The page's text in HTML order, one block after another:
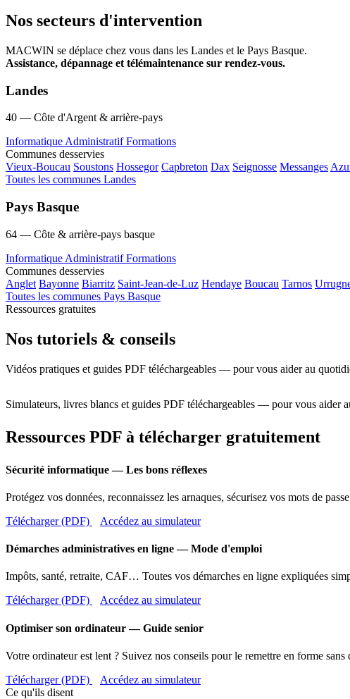
Nos secteurs d'intervention
MACWIN se déplace chez vous dans les Landes et le Pays Basque.
Assistance, dépannage et télémaintenance sur rendez-vous.
Landes
40 — Côte d'Argent & arrière-pays
Informatique AdministratifFormations
Communes desservies
Vieux-Boucau Soustons Hossegor Capbreton Dax Seignosse Messanges
Toutes les communes Landes
Pays Basque
64 — Côte & arrière-pays basque
Informatique AdministratifFormations
Communes desservies
Anglet Bayonne Biarritz Saint-Jean-de-Luz Hendaye Boucau Tarnos
Toutes les communes Pays Basque
Ressources gratuites
Nos tutoriels & conseils
Vidéos pratiques et guides PDF téléchargeables — pour vous aider au
Simulateurs, livres blancs et guides PDF téléchargeables — pour vous aider
Ressources PDF à télécharger gratuitement
Sécurité informatique — Les bons réflexes
Protégez vos données, reconnaissez les arnaques, sécurisez vos mots de
Télécharger (PDF)
Accédez au simulateur
Démarches administratives en ligne — Mode d'emploi
Impôts, santé, retraite, CAF… Toutes vos démarches en ligne expliquées
Télécharger (PDF)
Accédez au simulateur
Optimiser son ordinateur — Guide senior
Votre ordinateur est lent ? Suivez nos conseils pour le remettre en forme sans
Télécharger (PDF)
Accédez au simulateur
Ce qu'ils disent